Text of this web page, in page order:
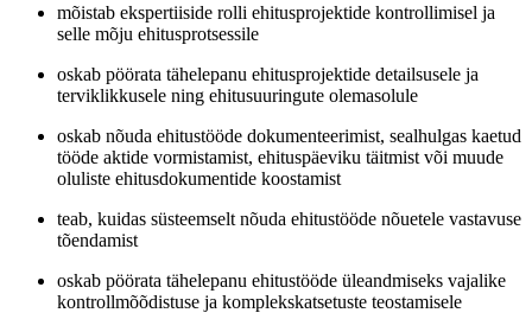
mõistab ekspertiiside rolli ehitusprojektide kontrollimisel ja
selle mõju ehitusprotsessile
oskab pöörata tähelepanu ehitusprojektide detailsusele ja
terviklikkusele ning ehitusuuringute olemasolule
oskab nõuda ehitustööde dokumenteerimist, sealhulgas kaetud
tööde aktide vormistamist, ehituspäeviku täitmist või muude
oluliste ehitusdokumentide koostamist
teab, kuidas süsteemselt nõuda ehitustööde nõuetele vastavuse
tõendamist
oskab pöörata tähelepanu ehitustööde üleandmiseks vajalike
kontrollmõõdistuse ja komplekskatsetuste teostamisele